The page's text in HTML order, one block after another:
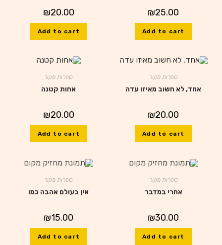
₪25.00
Add to cart
₪20.00
Add to cart
ספרות מקור
אחד, לא חשוב מאיזו עדה
₪20.00
Add to cart
ספרות מקור
אחות קטנה
₪20.00
Add to cart
ספרות מקור
אחרי במדבר
₪30.00
Add to cart
ספרות מקור
אין בעולם אהבה כמו
₪15.00
Add to cart